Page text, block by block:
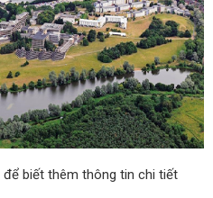
để biết thêm thông tin chi tiết